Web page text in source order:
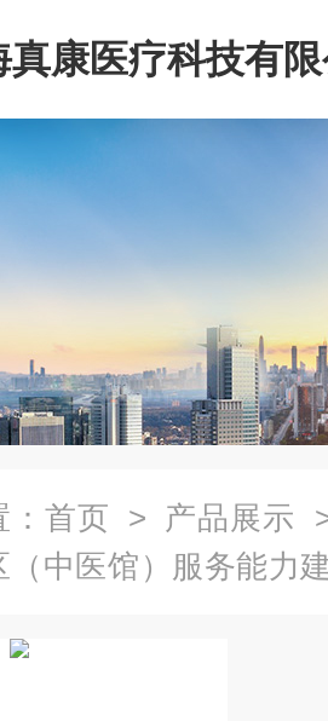
真康医疗科技有
首页 > 产品展示
（中医馆）服务能力